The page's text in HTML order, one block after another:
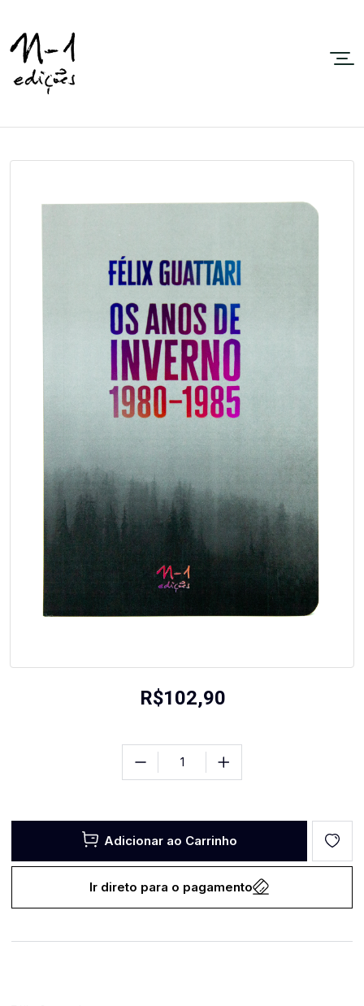
R$102,90
Adicionar ao Carrinho
Ir direto para o pagamento